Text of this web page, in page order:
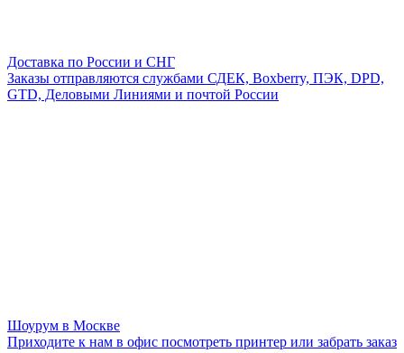
Доставка по России и СНГ
Заказы отправляются службами СДЕК, Boxberry, ПЭК, DPD,
GTD, Деловыми Линиями и почтой России
Шоурум в Москве
Приходите к нам в офис посмотреть принтер или забрать заказ